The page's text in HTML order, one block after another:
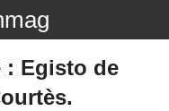
: Egisto de